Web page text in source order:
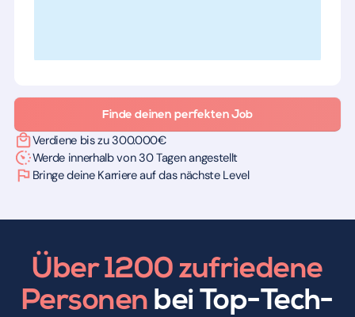
Finde deinen perfekten Job
Verdiene bis zu 300.000€
Werde innerhalb von 30 Tagen angestellt
Bringe deine Karriere auf das nächste Level
Über 1200 zufriedene
Personen bei Top-Tech-